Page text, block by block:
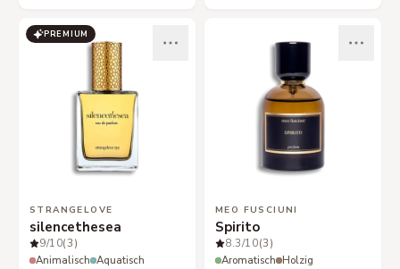
PREMIUM
STRANGELOVE
silencethesea
9/10(3)
Animalisch Aquatisch
MEO FUSCIUNI
Spirito
8.3/10(3)
Aromatisch Holzig